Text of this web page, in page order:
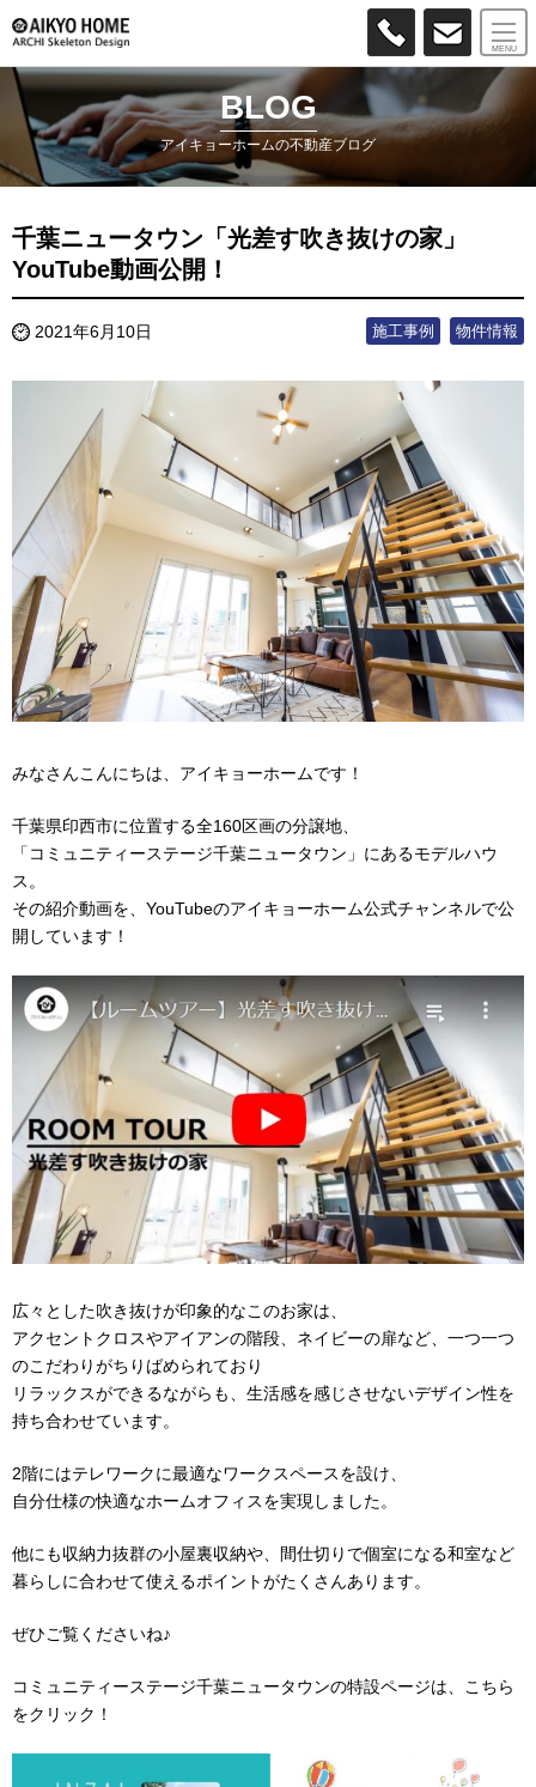
BLOG
アイキョーホームの不動産ブログ
千葉ニュータウン「光差す吹き抜けの家」
YouTube動画公開！
2021年6月10日 施工事例 物件情報
みなさんこんにちは、アイキョーホームです！
千葉県印西市に位置する全160区画の分譲地、
「コミュニティーステージ千葉ニュータウン」にあるモデルハウ
ス。
その紹介動画を、 YouTubeのアイキョーホーム公式チャンネルで公
開しています！
広々とした吹き抜けが印象的なこのお家は、
アクセントクロスやアイアンの階段、ネイビーの扉など、一つ一つ
のこだわりがちりばめられており
リラックスができるながらも、生活感を感じさせないデザイン性を
持ち合わせています。
2階にはテレワークに最適なワークスペースを設け、
自分仕様の快適なホームオフィスを実現しました。
他にも収納力抜群の小屋裏収納や、間仕切りで個室になる和室など
暮らしに合わせて使えるポイントがたくさんあります。
ぜひご覧くださいね♪
コミュニティーステージ千葉ニュータウンの特設ページは、こちら
をクリック！
MENU